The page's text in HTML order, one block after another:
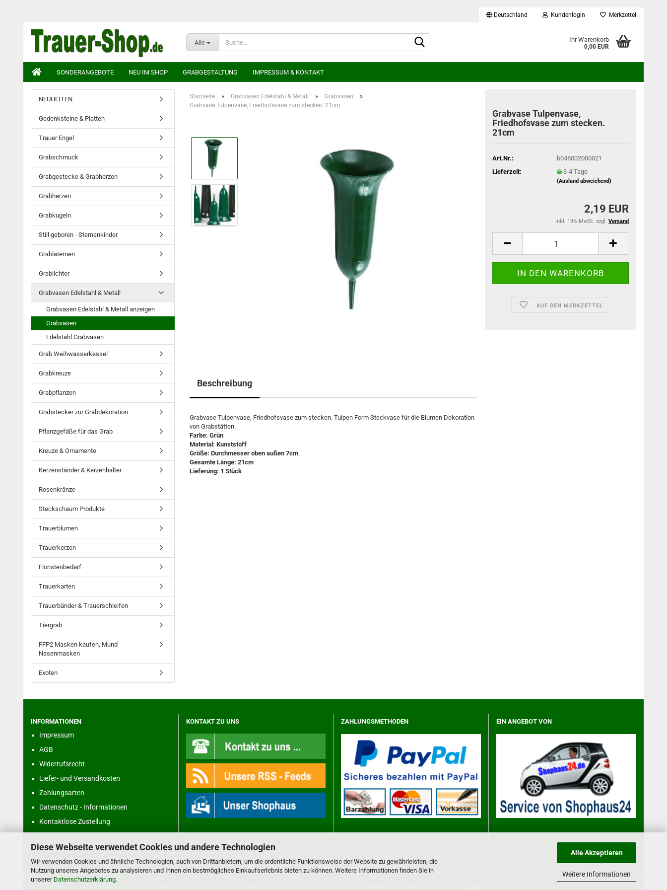
Diese Webseite verwendet Cookies und andere Technologien
Wir verwenden Cookies und ähnliche Technologien, auch von Drittanbietern, um die ordentliche Funktionsweise der Website zu gewährleisten, die
Nutzung unseres Angebotes zu analysieren und Ihnen ein bestmögliches Einkaufserlebnis bieten zu können. Weitere Informationen finden Sie in
unserer Datenschutzerklärung.
Alle Akzeptieren
Weitere Informationen
Deutschland Kundenlogin Merkzettel
Alle Ihr Warenkorb
0,00 EUR
SONDERANGEBOTE NEU IM SHOP GRABGESTALTUNG IMPRESSUM & KONTAKT
Startseite » Grabvasen Edelstahl & Metall » Grabvasen »
Grabvase Tulpenvase, Friedhofsvase zum stecken. 21cm
Grabvase Tulpenvase,
Friedhofsvase zum stecken.
21cm
Art.Nr.:
b046002000021
Lieferzeit:
3-4 Tage
(Ausland abweichend)
2,19 EUR
inkl. 19% MwSt. zzgl. Versand
AUF DEN MERKZETTEL
Beschreibung
Grabvase Tulpenvase, Friedhofsvase zum stecken. Tulpen Form Steckvase für die Blumen Dekoration
von Grabstätten.
Farbe: Grün
Material: Kunststoff
Größe: Durchmesser oben außen 7cm
Gesamte Länge: 21cm
Lieferung: 1 Stück
NEUHEITEN
Gedenksteine & Platten
Trauer Engel
Grabschmuck
Grabgestecke & Grabherzen
Grabherzen
Grabkugeln
Still geboren - Sternenkinder
Grablaternen
Grablichter
Grabvasen Edelstahl & Metall
Grabvasen Edelstahl & Metall anzeigen
Grabvasen
Edelstahl Grabvasen
Grab Weihwasserkessel
Grabkreuze
Grabpflanzen
Grabstecker zur Grabdekoration
Pflanzgefäße für das Grab
Kreuze & Ornamente
Kerzenständer & Kerzenhalter
Rosenkränze
Steckschaum Produkte
Trauerblumen
Trauerkerzen
Floristenbedarf
Trauerkarten
Trauerbänder & Trauerschleifen
Tiergrab
FFP2 Masken kaufen, Mund
Nasenmasken
Exoten
INFORMATIONEN
Impressum
AGB
Widerrufsrecht
Liefer- und Versandkosten
Zahlungsarten
Datenschutz - Informationen
Kontaktlose Zustellung
KONTAKT ZU UNS ZAHLUNGSMETHODEN EIN ANGEBOT VON
Vertrag widerrufen